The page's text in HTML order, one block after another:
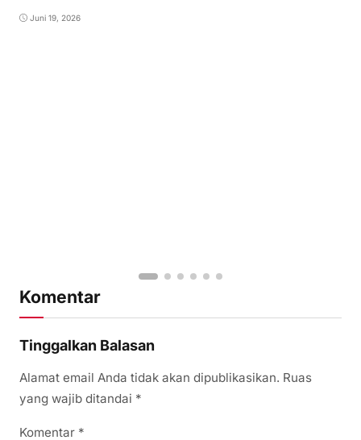
Juni 19, 2026
Komentar
Tinggalkan Balasan
Alamat email Anda tidak akan dipublikasikan. Ruas
yang wajib ditandai *
Komentar *